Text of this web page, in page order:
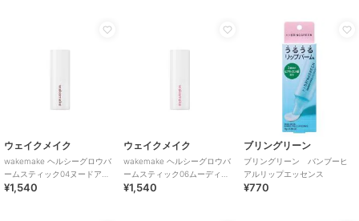
鉄、ジステアルジモニウムヘクトライト、（エチレン／プロピレン）
コポリマー、マイクロクリスタリンワックス、レシチン、ポリエチレ
ン、赤２２７、水、パルミチン酸エチルヘキシル、ミリスチン酸イソ
プロピル、イソステアリン酸、ステアリン酸ポリグリセリル－１０、
炭酸プロピレン、ポリリシノレイン酸ポリグリセリル－３、黄５、
１，２－ヘキサンジオール、青１、赤２０２、ジイソステアリン酸ポ
リグリセリル－２、トコフェロール、ハス花エキス、ニンファエアア
ルバ花エキス、ヤマザクラ花エキス、ハイブリッドローズ花エキス、
ソルビン酸Ｋ
この商品は、不良品のみ返品を承ります
ウェイクメイク
wakemake ヘルシーグロウバ
ームスティック04ヌードアー
モンド(韓国コスメ)
¥1,540
ウェイクメイク
wakemake ヘルシーグロウバ
ームスティック06ムーディー
ピンク(韓国コスメ)
¥1,540
ブリングリーン
ブリングリーン バンブーヒ
アルリップエッセンス
¥770